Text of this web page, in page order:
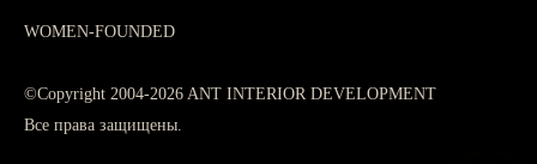
WOMEN-FOUNDED
©Copyright 2004-2026 ANT INTERIOR DEVELOPMENT
Все права защищены.